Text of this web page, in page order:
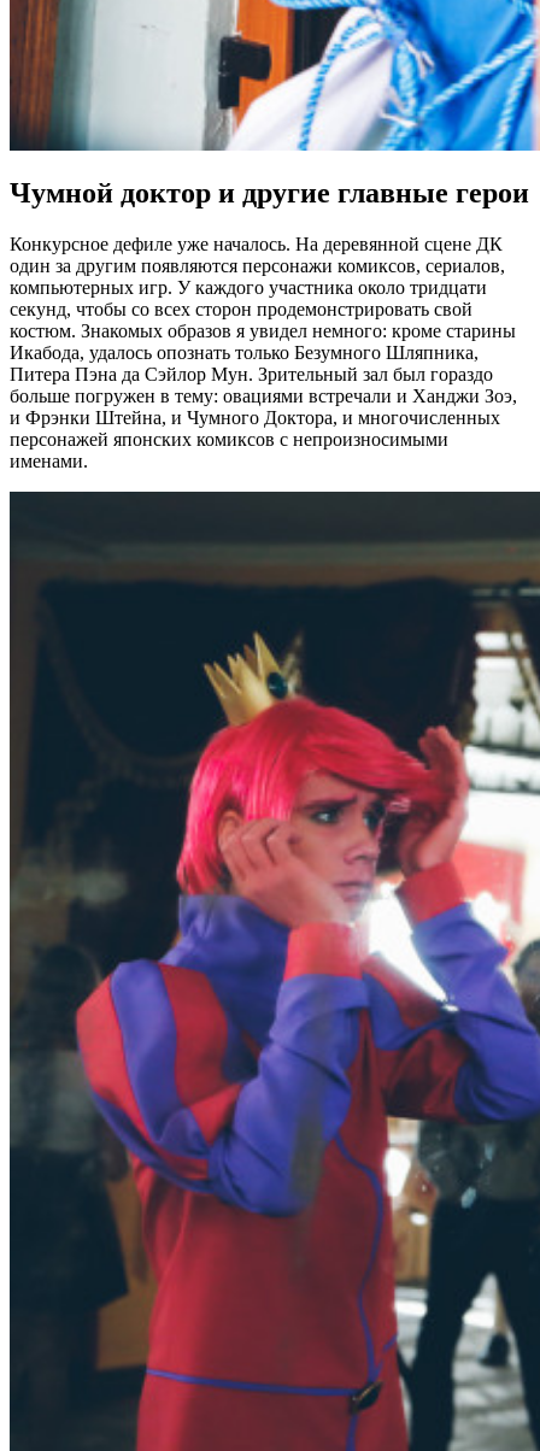
Чумной доктор и другие главные герои
Конкурсное дефиле уже началось. На деревянной сцене ДК
один за другим появляются персонажи комиксов, сериалов,
компьютерных игр. У каждого участника около тридцати
секунд, чтобы со всех сторон продемонстрировать свой
костюм. Знакомых образов я увидел немного: кроме старины
Икабода, удалось опознать только Безумного Шляпника,
Питера Пэна да Сэйлор Мун. Зрительный зал был гораздо
больше погружен в тему: овациями встречали и Ханджи Зоэ,
и Фрэнки Штейна, и Чумного Доктора, и многочисленных
персонажей японских комиксов с непроизносимыми
именами.